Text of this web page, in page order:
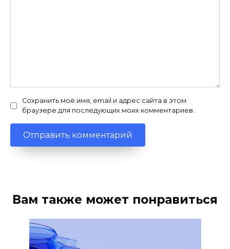
Сохранить моё имя, email и адрес сайта в этом
браузере для последующих моих комментариев.
Вам также может понравиться